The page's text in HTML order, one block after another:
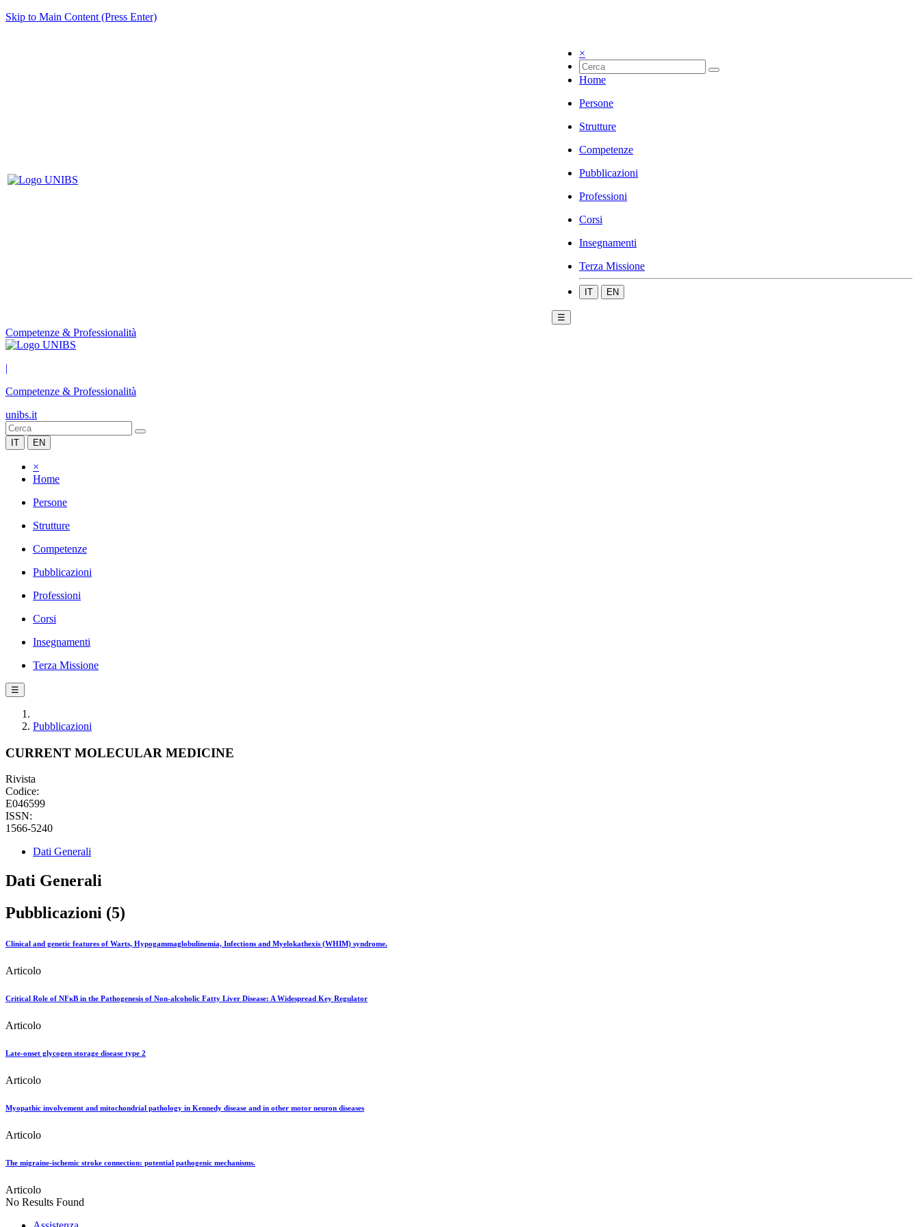
Skip to Main Content (Press Enter)
×
Home
Persone
Strutture
Competenze
Pubblicazioni
Professioni
Corsi
Insegnamenti
Terza Missione
IT EN
☰
Competenze & Professionalità
|
Competenze & Professionalità
unibs.it
IT EN
×
Home
Persone
Strutture
Competenze
Pubblicazioni
Professioni
Corsi
Insegnamenti
Terza Missione
☰
Pubblicazioni
CURRENT MOLECULAR MEDICINE
Rivista
Codice:
E046599
ISSN:
1566-5240
Dati Generali
Dati Generali
Pubblicazioni (5)
Clinical and genetic features of Warts, Hypogammaglobulinemia, Infections and Myelokathexis (WHIM) syndrome.
Articolo
Critical Role of NFκB in the Pathogenesis of Non-alcoholic Fatty Liver Disease: A Widespread Key Regulator
Articolo
Late-onset glycogen storage disease type 2
Articolo
Myopathic involvement and mitochondrial pathology in Kennedy disease and in other motor neuron diseases
Articolo
The migraine-ischemic stroke connection: potential pathogenic mechanisms.
Articolo
No Results Found